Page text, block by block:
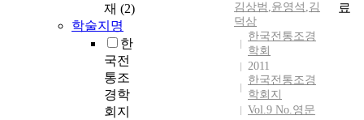
재 (2)
학술지명
한
국전
통조
경학
회지
김상범 ,윤영석 ,김
덕삼
한국전통조경
학회
2011
한국전통조경
학회지
Vol.9 No.영문
료